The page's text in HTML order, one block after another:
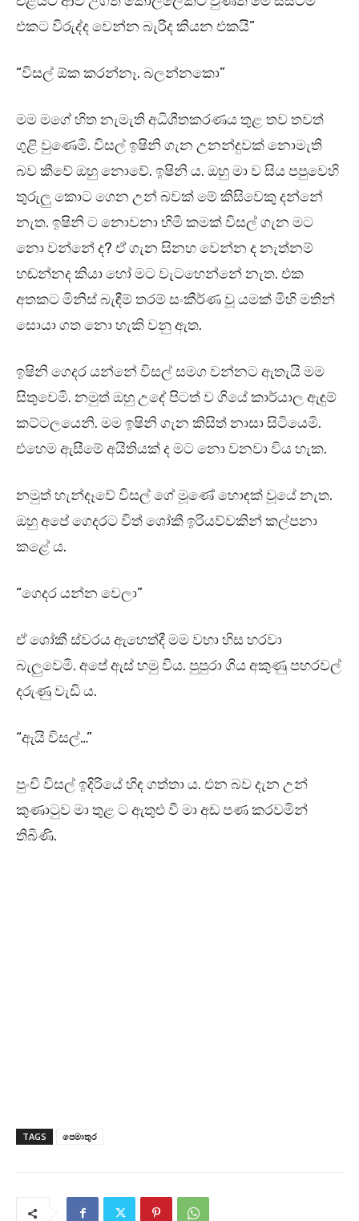
එකට විරුද්ද වෙන්න බැරිද කියන එකයි”
“විසල් ඕක කරන්නෑ. බලන්නකො”
මම මගේ හිත නැමැති අධිශීතකරණය තුළ තව තවත්
ගුළි වුණෙමි. විසල් ඉෂිනි ගැන උනන්දුවක් නොමැති
බව කීවේ ඔහු නොවේ. ඉෂිනි ය. ඔහු මා ව සිය පපුවෙහි
තුරුලු කොට ගෙන උන් බවක් මේ කිසිවෙකු දන්නේ
නැත. ඉෂිනි ට නොවනා හිමි කමක් විසල් ගැන මට
නො වන්නේ ද? ඒ ගැන සිනහ වෙන්න ද නැත්නම්
හඬන්නද කියා හෝ මට වැටහෙන්නේ නැත. එක
අතකට මිනිස් බැඳීම් තරම් සංකීර්ණ වූ යමක් මිහි මතින්
සොයා ගත නො හැකි වනු ඇත.
ඉෂිනි ගෙදර යන්නේ විසල් සමග වන්නට ඇතැයි මම
සිතුවෙමි. නමුත් ඔහු උදේ පිටත් ව ගියේ කාර්යාල ඇඳුම්
කට්ටලයෙනි. මම ඉෂිනි ගැන කිසිත් නාසා සිටියෙමි.
එහෙම ඇසීමේ අයිතියක් ද මට නො වනවා විය හැක.
නමුත් හැන්දෑවේ විසල් ගේ මූණේ හොඳක් වූයේ නැත.
ඔහු අපේ ගෙදරට විත් ශෝකී ඉරියව්වකින් කල්පනා
කළේ ය.
“ගෙදර යන්න වෙලා”
ඒ ශෝකී ස්වරය ඇහෙත්දී මම වහා හිස හරවා
බැලුවෙමි. අපේ ඇස් හමු විය. පුපුරා ගිය අකුණු පහරවල්
දරුණු වැඩි ය.
“ඇයි විසල්…”
පුංචි විසල් ඉදිරියේ හිඳ ගත්තා ය. එන බව දැන උන්
කුණාටුව මා තුළ ට ඇතුළු වී මා අඩ පණ කරවමින්
තිබිණි.
TAGS පෙමාතුර